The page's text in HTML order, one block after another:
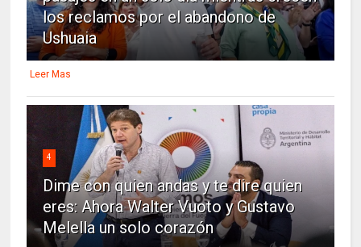
los reclamos por el abandono de
Ushuaia
Leer Mas
4
Dime con quien andas y te dire quien
eres: Ahora Walter Vuoto y Gustavo
Melella un solo corazón